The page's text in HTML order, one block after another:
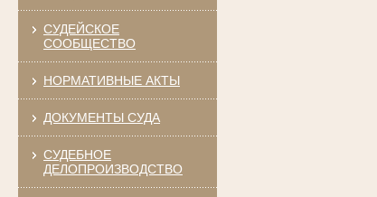
СУДЕЙСКОЕ
СООБЩЕСТВО
НОРМАТИВНЫЕ АКТЫ
ДОКУМЕНТЫ СУДА
СУДЕБНОЕ
ДЕЛОПРОИЗВОДСТВО